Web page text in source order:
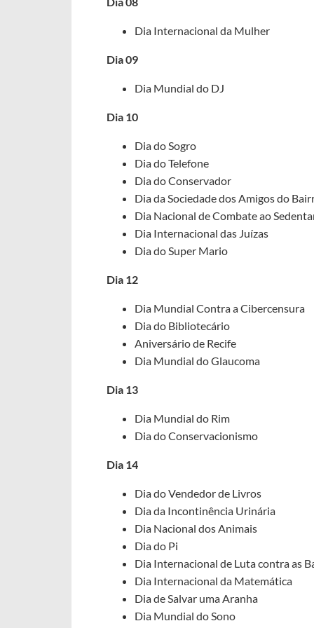
Dia Internacional da Mulher
Dia 09
Dia Mundial do DJ
Dia 10
Dia do Sogro
Dia do Telefone
Dia do Conservador
Dia da Sociedade dos Amigos do
Dia Nacional de Combate ao
Dia Internacional das Juízas
Dia do Super Mario
Dia 12
Dia Mundial Contra a Cibercensura
Dia do Bibliotecário
Aniversário de Recife
Dia Mundial do Glaucoma
Dia 13
Dia Mundial do Rim
Dia do Conservacionismo
Dia 14
Dia do Vendedor de Livros
Dia da Incontinência Urinária
Dia Nacional dos Animais
Dia do Pi
Dia Internacional de Luta contra as
Dia Internacional da Matemática
Dia de Salvar uma Aranha
Dia Mundial do Sono